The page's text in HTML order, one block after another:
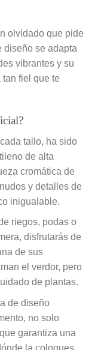
olvidado que pide
diseño se adapta
vibrantes y su
fiel que te
tallo, ha sido
de alta
cromática de
y detalles de
inigualable.
riegos, podas o
disfrutarás de
de sus
el verdor, pero
de plantas.
de diseño
no solo
garantiza una
la coloques,